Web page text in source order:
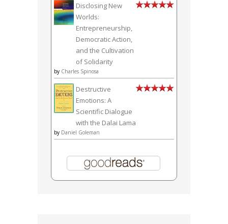
Disclosing New
Worlds:
Entrepreneurship,
Democratic Action,
and the Cultivation
of Solidarity
by Charles Spinosa
Destructive
Emotions: A
Scientific Dialogue
with the Dalai Lama
by Daniel Goleman